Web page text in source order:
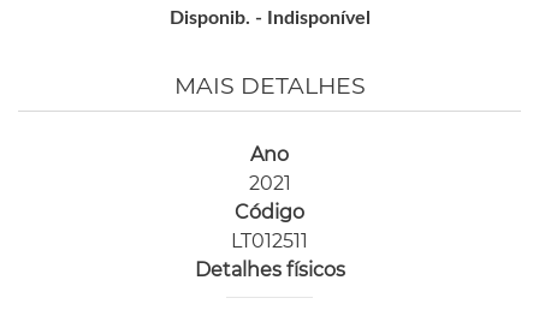
Disponib. -
Indisponível
MAIS DETALHES
Ano
2021
Código
LT012511
Detalhes físicos